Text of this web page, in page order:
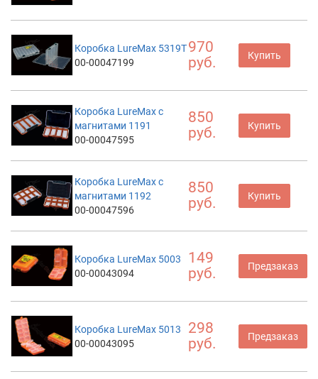
Коробка LureMax 5319T
00-00047199
970
руб.
Купить
Коробка LureMax с
магнитами 1191
00-00047595
850
руб.
Купить
Коробка LureMax с
магнитами 1192
00-00047596
850
руб.
Купить
Коробка LureMax 5003
00-00043094
149
руб.
Предзаказ
Коробка LureMax 5013
00-00043095
298
руб.
Предзаказ